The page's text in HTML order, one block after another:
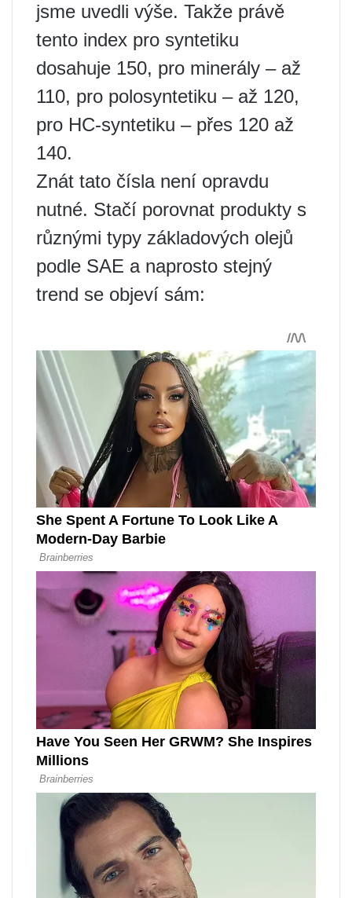
jsme uvedli výše. Takže právě
tento index pro syntetiku
dosahuje 150, pro minerály – až
110, pro polosyntetiku – až 120,
pro HC-syntetiku – přes 120 až
140.
Znát tato čísla není opravdu
nutné. Stačí porovnat produkty s
různými typy základových olejů
podle SAE a naprosto stejný
trend se objeví sám: